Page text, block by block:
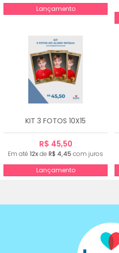
Lançamento
KIT 3 FOTOS 10X15
R$ 45,50
Em até 12xde R$ 4,45 com juros
Lançamento